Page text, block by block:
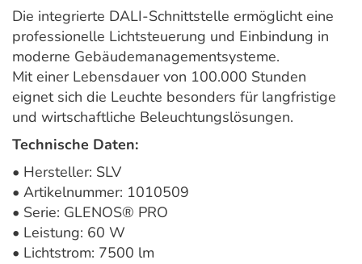
Die integrierte DALI-Schnittstelle ermöglicht eine
professionelle Lichtsteuerung und Einbindung in
moderne Gebäudemanagementsysteme.
Mit einer Lebensdauer von 100.000 Stunden
eignet sich die Leuchte besonders für langfristige
und wirtschaftliche Beleuchtungslösungen.
Technische Daten:
• Hersteller: SLV
• Artikelnummer: 1010509
• Serie: GLENOS® PRO
• Leistung: 60 W
• Lichtstrom: 7500 lm